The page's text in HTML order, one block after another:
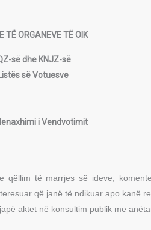
TË ORGANEVE TË OIK
së dhe KNJZ-së
së Votuesve
i Vendvotimit
qëllim të marrjes së ideve,
që janë të ndikuar apo kanë
japë aktet në konsultim publik me